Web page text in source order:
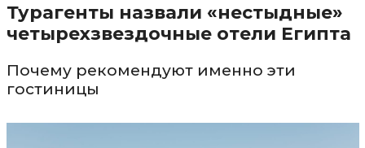
Турагенты назвали «нестыдные»
четырехзвездочные отели Египта
Почему рекомендуют именно эти
гостиницы